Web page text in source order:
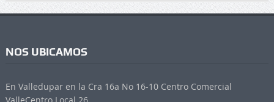
NOS UBICAMOS
En Valledupar en la Cra 16a No 16-10 Centro Comercial